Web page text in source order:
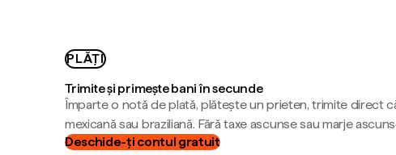
PLĂȚI
Trimite și primește bani în secunde
Împarte o notă de plată, plătește un prieten, trimite direct
mexicană sau braziliană. Fără taxe ascunse sau marje
Deschide-ți contul gratuit